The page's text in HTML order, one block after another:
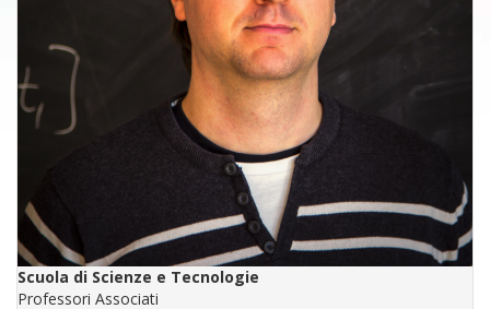
Scuola di Scienze e Tecnologie
Professori Associati